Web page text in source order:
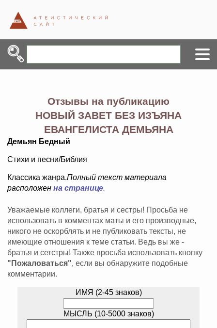
Отзывы на публикацию
НОВЫЙ ЗАВЕТ БЕЗ ИЗЪЯНА
ЕВАНГЕЛИСТА ДЕМЬЯНА
Демьян Бедный
Стихи и песни/Библия
Классика жанра.Полный текст материала
расположен на странице.
Уважаемые коллеги, братья и сестры! Просьба не
использовать в комментах маты и его производные,
никого не оскорблять и не публиковать тексты, не
имеющие отношения к теме статьи. Ведь вы же -
братья и сетстры! Также просьба использовать кнопку
"Пожаловаться", если вы обнаружите подобные
комментарии.
ИМЯ (2-45 знаков)
МЫСЛЬ (10-5000 знаков)